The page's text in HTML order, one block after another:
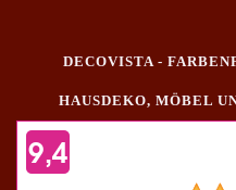
DECOVISTA -
HAUSDEKO, MÖBEL